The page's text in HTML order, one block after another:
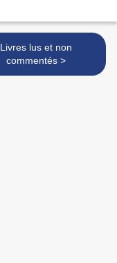
Livres lus et non
commentés >